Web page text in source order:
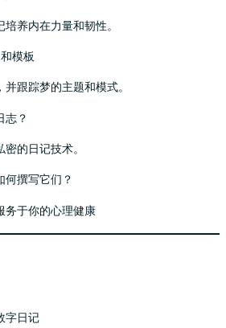
养内在力量和韧性。
模板
跟踪梦的主题和模式。
志？
的日记技术。
何撰写它们？
务于你的心理健康
字日记